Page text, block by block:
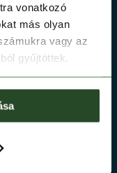
vonatkozó
más olyan
vagy az
gyűjtöttek.